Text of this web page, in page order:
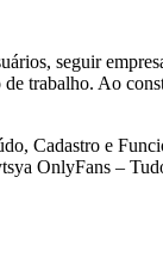
seguir
trabalho. Ao
Cadastro e
OnlyFans –